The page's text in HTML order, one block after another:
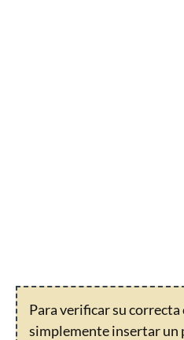
Para verificar su correcta
simplemente insertar un